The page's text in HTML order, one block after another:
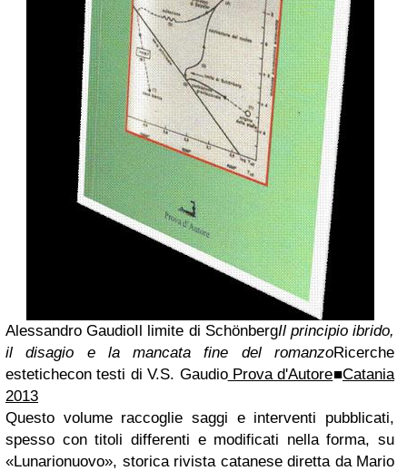
Alessandro GaudioIl limite di SchönbergIl principio ibrido,
il disagio e la mancata fine del romanzoRicerche
estetichecon testi diV.S. GaudioProva d'Autore■Catania
2013
Questo volume raccoglie saggi e interventi pubblicati,
spesso con titoli differenti e modificati nella forma, su
«Lunarionuovo», storica rivista catanese diretta da Mario